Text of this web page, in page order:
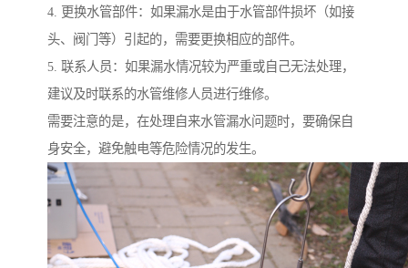
4. 更换水管部件：如果漏水是由于水管部件损坏（如接
头、阀门等）引起的，需要更换相应的部件。
5. 联系人员：如果漏水情况较为严重或自己无法处理，
建议及时联系的水管维修人员进行维修。
需要注意的是，在处理自来水管漏水问题时，要确保自
身安全，避免触电等危险情况的发生。